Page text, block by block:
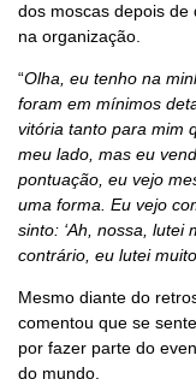
dos moscas depois
na organização.
“Olha, eu tenho na
foram em mínimos
vitória tanto para mim
meu lado, mas eu
pontuação, eu vejo
uma forma. Eu vejo
sinto: ‘Ah, nossa, lutei
contrário, eu lutei
Mesmo diante do
comentou que se
por fazer parte do
do mundo.